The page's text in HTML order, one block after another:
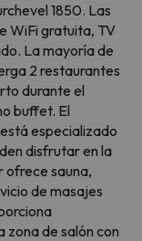
1850. Las
WiFi gratuita, TV
La mayoría de
2 restaurantes
durante el
buffet. El
especializado
disfrutar en la
ofrece sauna,
de masajes
de salón con